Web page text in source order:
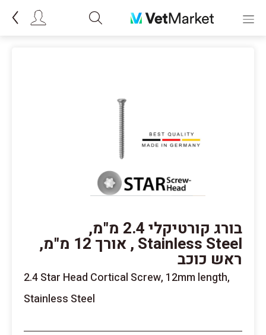
בורג קורטיקלי 2.4 מ"מ,
Stainless Steel , אורך 12 מ"מ,
ראש כוכב
2.4 Star Head Cortical Screw, 12mm length,
Stainless Steel